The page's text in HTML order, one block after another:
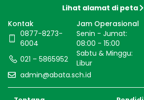
Lihat alamat di peta
Kontak
0877-8273-
6004
021 – 5865952
admin@abata.sch.id
Jam Operasional
Senin - Jumat:
08:00 - 15:00
Sabtu & Minggu:
Libur